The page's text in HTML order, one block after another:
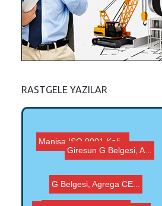
RASTGELE YAZILAR
Konya ISO 9001 Kalit...
Manisa ISO 9001 Kali...
Sinop ISO 9001 Kalit...
Giresun G Belgesi, A...
G Belgesi, Agrega CE...